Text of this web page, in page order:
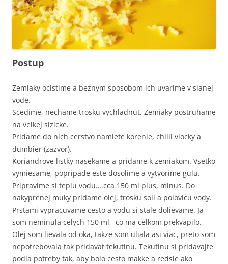
Postup
Zemiaky ocistime a beznym sposobom ich uvarime v slanej
vode.
Scedime, nechame trosku vychladnut. Zemiaky postruhame
na velkej slzicke.
Pridame do nich cerstvo namlete korenie, chilli vlocky a
dumbier (zazvor).
Koriandrove listky nasekame a pridame k zemiakom. Vsetko
vymiesame, popripade este dosolime a vytvorime gulu.
Pripravime si teplu vodu….cca 150 ml plus, minus. Do
nakyprenej muky pridame olej, trosku soli a polovicu vody.
Prstami vypracuvame cesto a vodu si stale dolievame. Ja
som neminula celych 150 ml, co ma celkom prekvapilo.
Olej som lievala od oka, takze som uliala asi viac, preto som
nepotrebovala tak pridavat tekutinu. Tekutinu si pridavajte
podla potreby tak, aby bolo cesto makke a redsie ako